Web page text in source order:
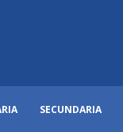
SECUNDARIA